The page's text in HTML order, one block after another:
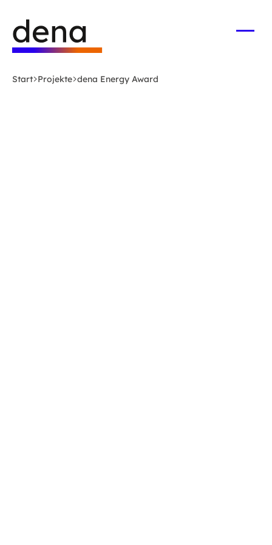
Hauptinhalt
springen
Deutsche
Energie-
Agentur
-
Start Projekte dena Energy Award